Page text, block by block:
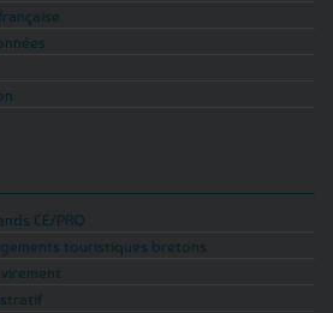
CE/PRO
touristiques bretons